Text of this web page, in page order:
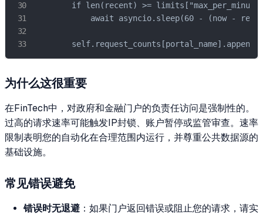
if len(recent) >=
await asyncio.sleep(60 - (now -
为什么这很重要
在FinTech中，对政府和金融门户的负责任访问是强制性的。
过高的请求速率可能触发IP封锁、账户暂停或监管审查。速率
限制表明您的自动化在合理范围内运行，并尊重公共数据源的
基础设施。
常见错误避免
错误时无退避 ：如果门户返回错误或阻止您的请求，请实